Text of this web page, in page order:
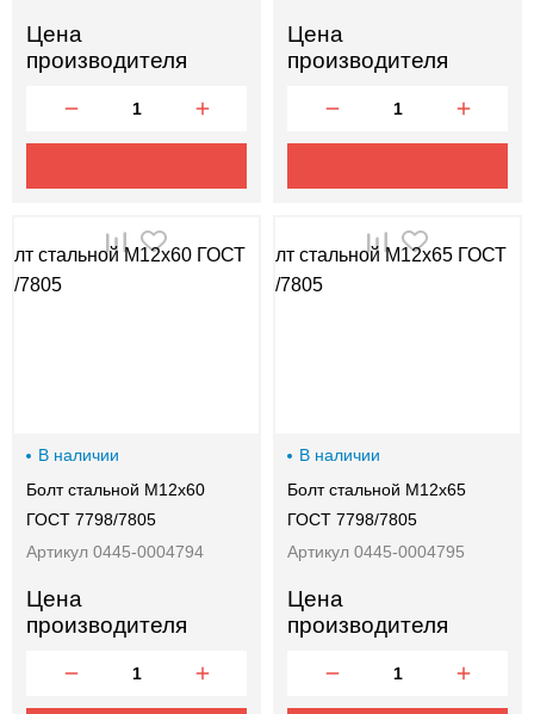
Цена
производителя
Цена
производителя
В наличии
Болт стальной М12х60
ГОСТ 7798/7805
Артикул 0445-0004794
Цена
производителя
В наличии
Болт стальной М12х65
ГОСТ 7798/7805
Артикул 0445-0004795
Цена
производителя